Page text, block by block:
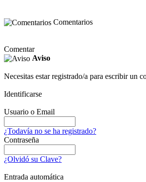
Comentarios
Comentar
Aviso
Necesitas estar registrado/a para escribir un
Identificarse
Usuario o Email
¿Todavía no se ha registrado?
Contraseña
¿Olvidó su Clave?
Entrada automática